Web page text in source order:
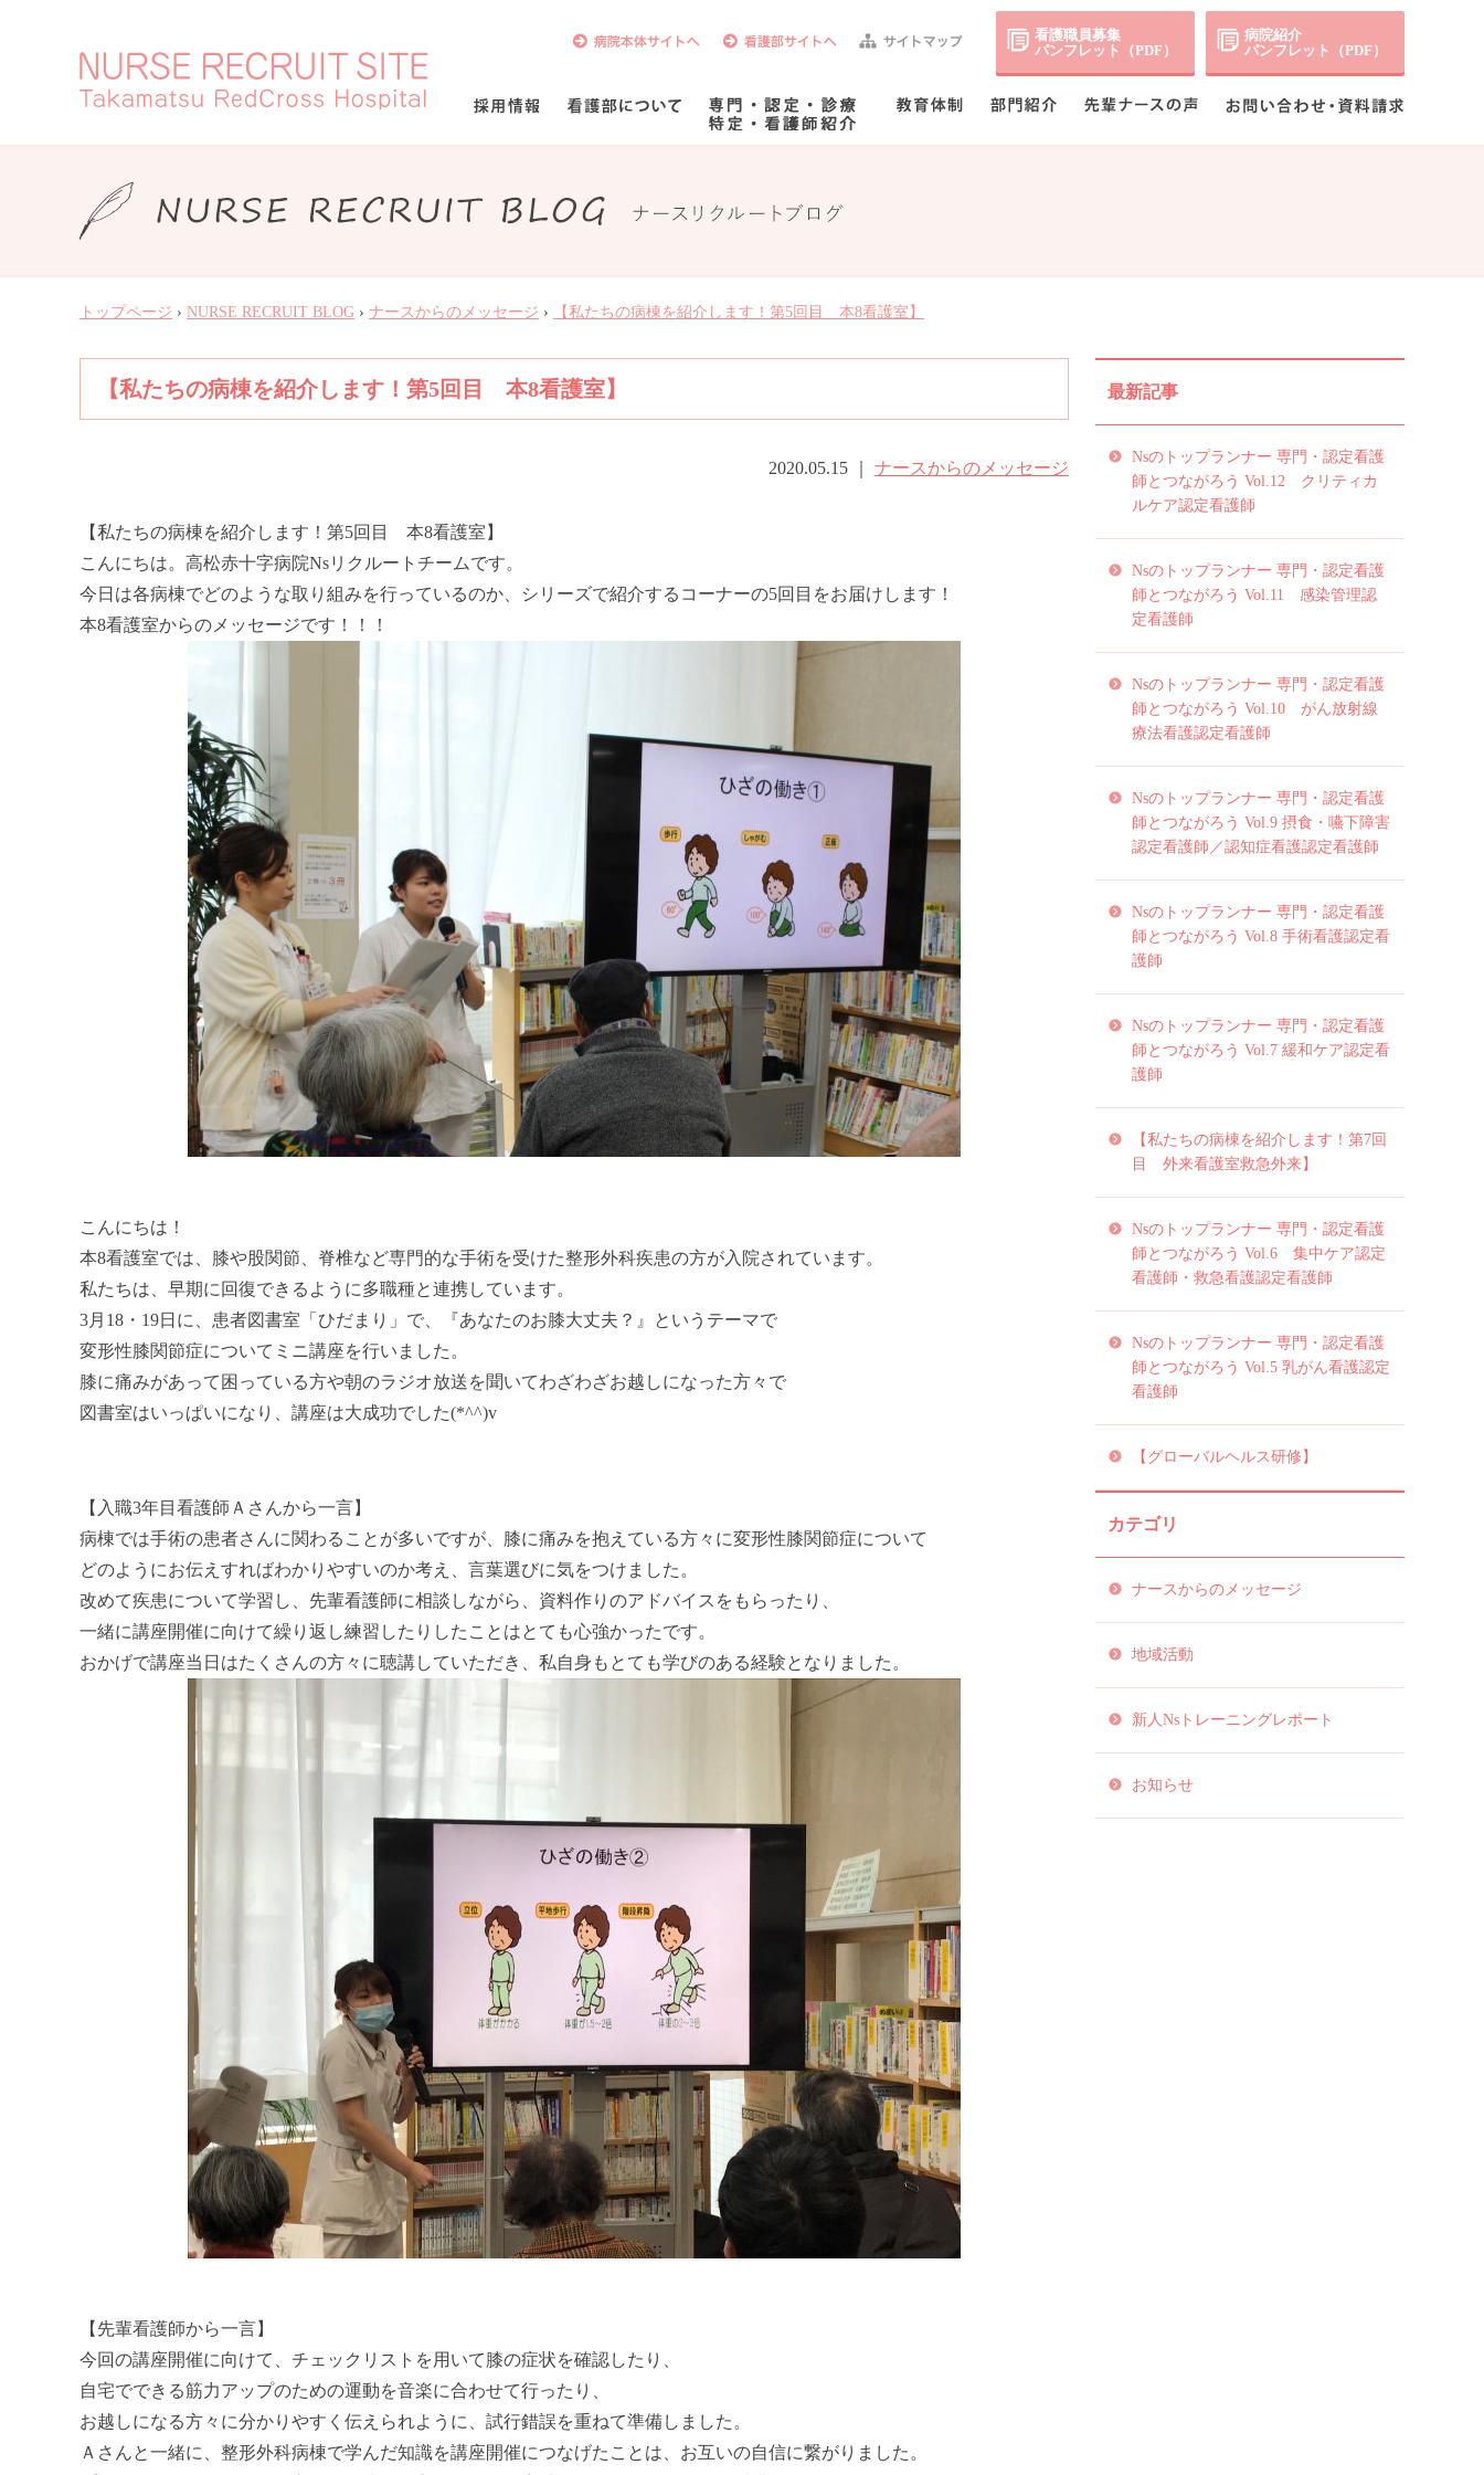
看護職員募集
パンフレット（PDF）
病院紹介
パンフレット（PDF）
トップページ › NURSE RECRUIT BLOG › ナースからのメッセージ › 【私たちの病棟を紹介します！第5回目 本8看護室】
【私たちの病棟を紹介します！第5回目 本8看護室】
2020.05.15 ナースからのメッセージ
【私たちの病棟を紹介します！第5回目 本8看護室】
こんにちは。高松赤十字病院Nsリクルートチームです。
今日は各病棟でどのような取り組みを行っているのか、シリーズで紹介するコーナーの5回目をお届けします！
本8看護室からのメッセージです！！！
こんにちは！
本8看護室では、膝や股関節、脊椎など専門的な手術を受けた整形外科疾患の方が入院されています。
私たちは、早期に回復できるように多職種と連携しています。
3月18・19日に、患者図書室「ひだまり」で、『あなたのお膝大丈夫？』というテーマで
変形性膝関節症についてミニ講座を行いました。
膝に痛みがあって困っている方や朝のラジオ放送を聞いてわざわざお越しになった方々で
図書室はいっぱいになり、講座は大成功でした(*^^)v
【入職3年目看護師Ａさんから一言】
病棟では手術の患者さんに関わることが多いですが、膝に痛みを抱えている方々に変形性膝関節症について
どのようにお伝えすればわかりやすいのか考え、言葉選びに気をつけました。
改めて疾患について学習し、先輩看護師に相談しながら、資料作りのアドバイスをもらったり、
一緒に講座開催に向けて繰り返し練習したりしたことはとても心強かったです。
おかげで講座当日はたくさんの方々に聴講していただき、私自身もとても学びのある経験となりました。
【先輩看護師から一言】
今回の講座開催に向けて、チェックリストを用いて膝の症状を確認したり、
自宅でできる筋力アップのための運動を音楽に合わせて行ったり、
お越しになる方々に分かりやすく伝えられように、試行錯誤を重ねて準備しました。
Ａさんと一緒に、整形外科病棟で学んだ知識を講座開催につなげたことは、お互いの自信に繋がりました。
最新記事
Nsのトップランナー 専門・認定看護
師とつながろう Vol.12 クリティカ
ルケア認定看護師
Nsのトップランナー 専門・認定看護
師とつながろう Vol.11 感染管理認
定看護師
Nsのトップランナー 専門・認定看護
師とつながろう Vol.10 がん放射線
療法看護認定看護師
Nsのトップランナー 専門・認定看護
師とつながろう Vol.9 摂食・嚥下障害
認定看護師／認知症看護認定看護師
Nsのトップランナー 専門・認定看護
師とつながろう Vol.8 手術看護認定看
護師
Nsのトップランナー 専門・認定看護
師とつながろう Vol.7 緩和ケア認定看
護師
【私たちの病棟を紹介します！第7回
目 外来看護室救急外来】
Nsのトップランナー 専門・認定看護
師とつながろう Vol.6 集中ケア認定
看護師・救急看護認定看護師
Nsのトップランナー 専門・認定看護
師とつながろう Vol.5 乳がん看護認定
看護師
【グローバルヘルス研修】
カテゴリ
ナースからのメッセージ
地域活動
新人Nsトレーニングレポート
お知らせ